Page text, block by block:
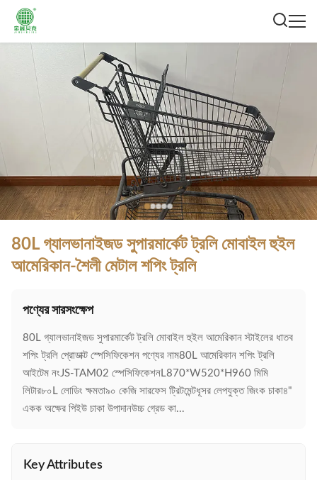
80L গ্যালভানাইজড সুপারমার্কেট ট্রলি মোবাইল হুইল
আমেরিকান-শৈলী মেটাল শপিং ট্রলি
পণ্যের সারসংক্ষেপ
80L গ্যালভানাইজড সুপারমার্কেট ট্রলি মোবাইল হুইল আমেরিকান স্টাইলের ধাতব
শপিং ট্রলি প্রোডাক্ট স্পেসিফিকেশন পণ্যের নাম80L আমেরিকান শপিং ট্রলি
আইটেম নংJS-TAM02 স্পেসিফিকেশনL870*W520*H960 মিমি
লিটার৮০L লোডিং ক্ষমতা৯০ কেজি সারফেস ট্রিটমেন্টধূসর লেপযুক্ত জিংক চাকা৪"
একক অক্ষের পিইউ চাকা উপাদানউচ্চ গ্রেড কা...
Key Attributes